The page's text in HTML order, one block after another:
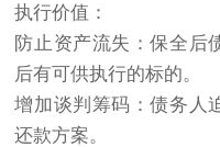
执行价值：
防止资产流失：保全后
后有可供执行的标的。
增加谈判筹码：债务人
还款方案。